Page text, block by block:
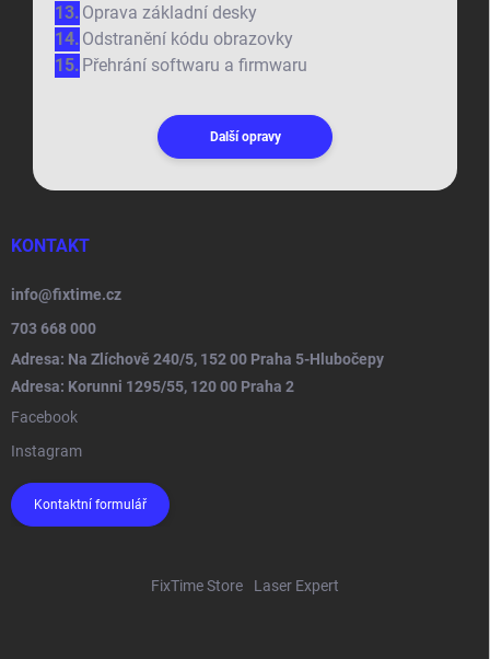
Oprava základní desky
Odstranění kódu obrazovky
Přehrání softwaru a firmwaru
Další opravy
KONTAKT
info@fixtime.cz
703 668 000
Adresa: Na Zlíchově 240/5, 152 00 Praha 5-Hlubočepy
Adresa: Korunni 1295/55, 120 00 Praha 2
Facebook
Instagram
Kontaktní formulář
FixTime Store Laser Expert